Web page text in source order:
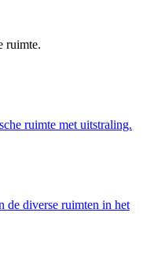
ruimte.
ruimte met uitstraling.
de diverse ruimten in het